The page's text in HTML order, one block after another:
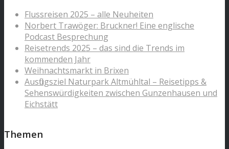
Flussreisen 2025 – alle Neuheiten
Norbert Trawöger: Bruckner! Eine englische
Podcast Besprechung
Reisetrends 2025 – das sind die Trends im
kommenden Jahr
Weihnachtsmarkt in Brixen
Ausflugsziel Naturpark Altmühltal – Reisetipps &
Sehenswürdigkeiten zwischen Gunzenhausen und
Eichstätt
Themen